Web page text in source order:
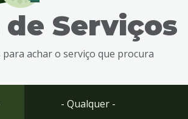
de Serviços
achar o serviço que procura
- Qualquer -